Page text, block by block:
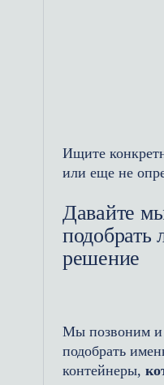
Легкость в
установки
— их можно
бетонных
легко
Ищите
или еще не
Давайте
подобрать
решение
Мы позвоним
подобрать
контейнеры,